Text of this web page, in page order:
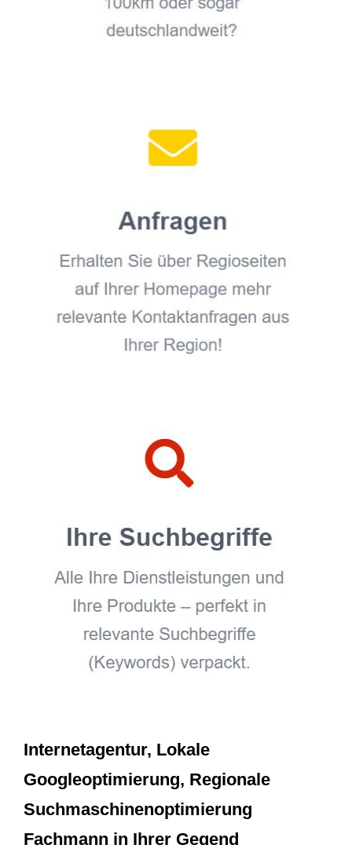
Internetagentur, Lokale
Googleoptimierung, Regionale
Suchmaschinenoptimierung
Fachmann in Ihrer Gegend